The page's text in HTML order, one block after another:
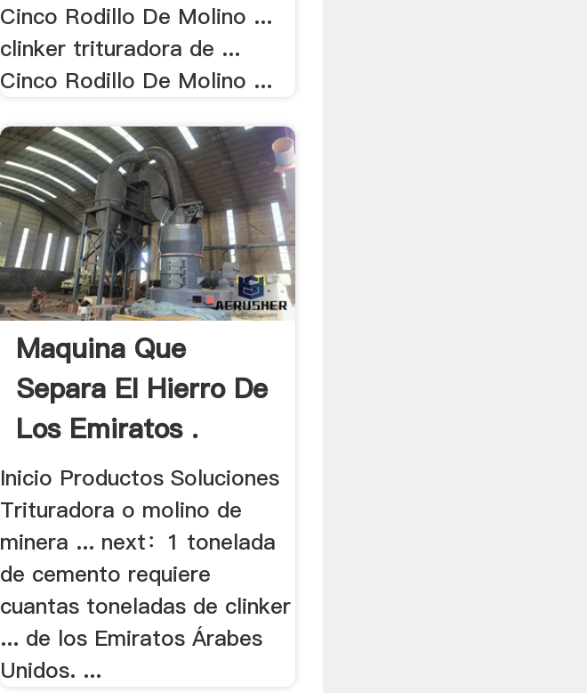
Cinco Rodillo De Molino ...
clinker trituradora de ...
Cinco Rodillo De Molino ...
Maquina Que
Separa El Hierro De
Los Emiratos .
Inicio Productos Soluciones
Trituradora o molino de
minera ... next：1 tonelada
de cemento requiere
cuantas toneladas de clinker
... de los Emiratos Árabes
Unidos. ...